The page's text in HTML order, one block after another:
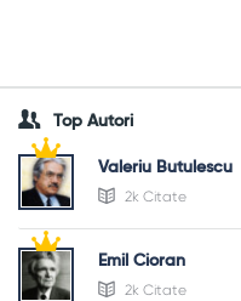
Top Autori
Valeriu Butulescu
2k Citate
Emil Cioran
2k Citate